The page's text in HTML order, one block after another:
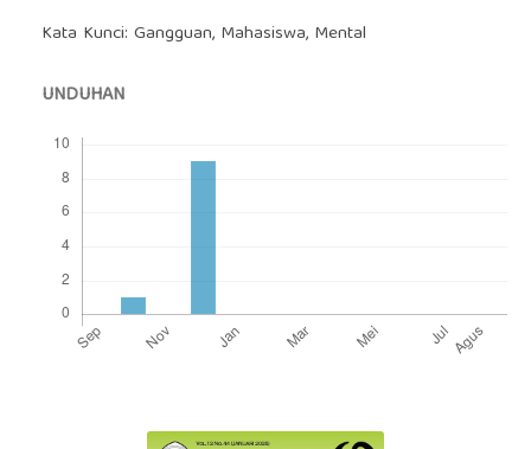
Kata Kunci: Gangguan, Mahasiswa, Mental
UNDUHAN